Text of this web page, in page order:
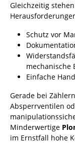
Gleichzeitig
Schutz vor
mechanische
Einfache
Gerade bei
Absperrventilen
Minderwertige
im Ernstfall hohe